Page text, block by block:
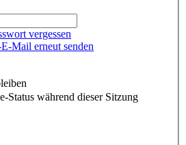
vergessen
Mail erneut senden
Status während dieser Sitzung